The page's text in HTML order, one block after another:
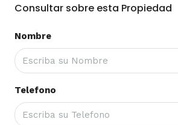
Consultar sobre esta Propiedad
Nombre
Telefono